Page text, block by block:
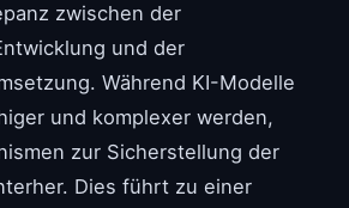
zwischen der
und der
Während KI-Modelle
und komplexer werden,
zur Sicherstellung der
Dies führt zu einer